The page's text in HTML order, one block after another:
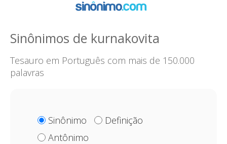
Sinônimos de kurnakovita
Tesauro em Português com mais de 150.000
palavras
Sinônimo
Definição
Antônimo